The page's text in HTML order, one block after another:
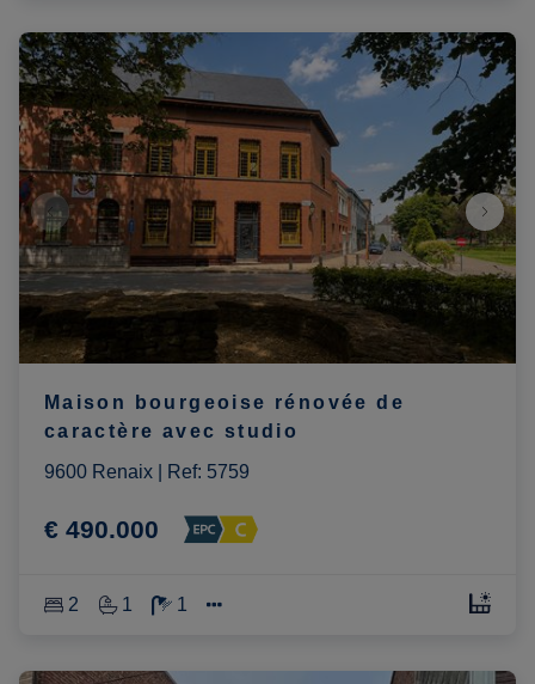
Maison bourgeoise rénovée de
caractère avec studio
9600 Renaix
Ref: 5759
€ 490.000
2 1 1